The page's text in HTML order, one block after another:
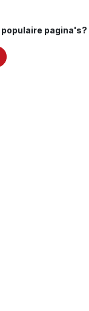
populaire pagina's?